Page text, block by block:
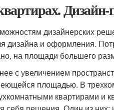
дизайнерских
дизайна и оформления.
на площади большего
с увеличением
площадью. В
квартирами и